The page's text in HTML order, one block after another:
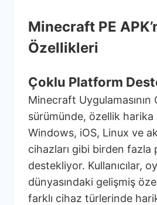
Minecraft PE
Özellikleri
Çoklu Platform
Minecraft Uygulamasının
sürümünde, özellik
Windows, iOS, Linux ve
cihazları gibi birden fazla
destekliyor. Kullanıcılar,
dünyasındaki gelişmiş
farklı cihaz türlerinde